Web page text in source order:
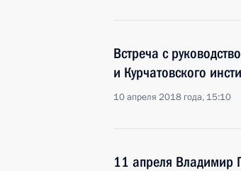
Встреча с
и Курчатовского
10 апреля 2018 года, 15:10
11 апреля Владимир